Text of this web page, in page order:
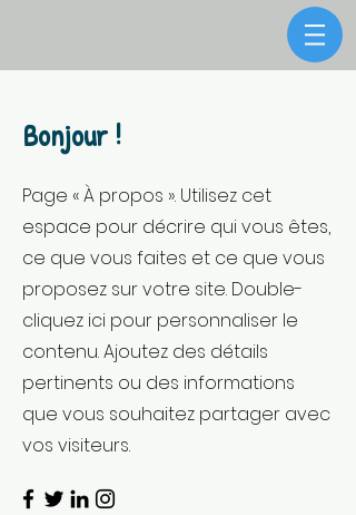
Bonjour !
Page « À propos ». Utilisez cet
espace pour décrire qui vous êtes,
ce que vous faites et ce que vous
proposez sur votre site. Double-
cliquez ici pour personnaliser le
contenu. Ajoutez des détails
pertinents ou des informations
que vous souhaitez partager avec
vos visiteurs.